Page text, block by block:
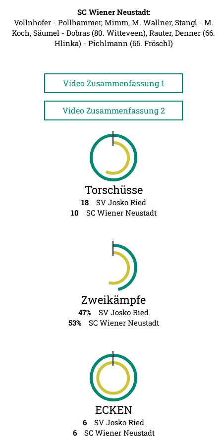
SC Wiener Neustadt:
Vollnhofer - Pollhammer, Mimm, M. Wallner, Stangl - M.
Koch, Säumel - Dobras (80. Witteveen), Rauter, Denner (66.
Hlinka) - Pichlmann (66. Fröschl)
Video Zusammenfassung 1
Video Zusammenfassung 2
Torschüsse
18
SV Josko Ried
10
SC Wiener Neustadt
Zweikämpfe
47%
SV Josko Ried
53%
SC Wiener Neustadt
ECKEN
6
SV Josko Ried
6
SC Wiener Neustadt